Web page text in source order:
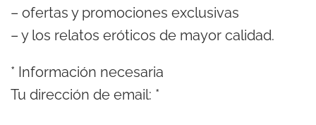
– ofertas y promociones exclusivas
– y los relatos eróticos de mayor calidad.
* Información necesaria
Tu dirección de email: *